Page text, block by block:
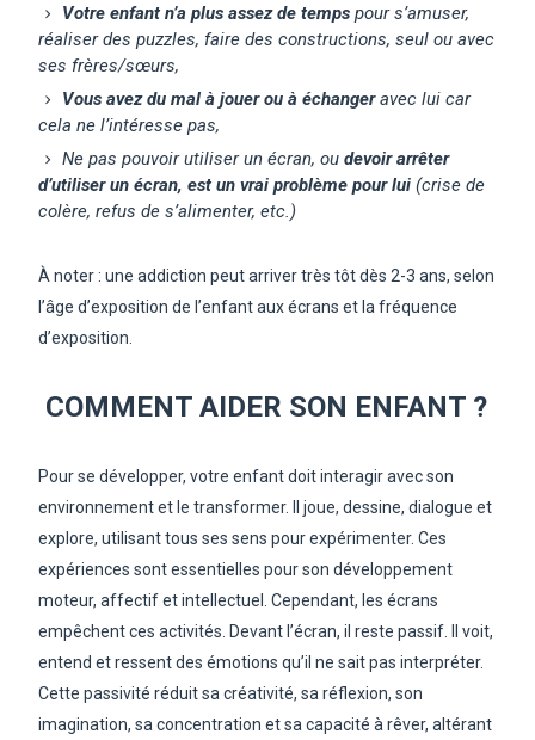
Votre enfant n’a plus assez de temps pour s’amuser,
réaliser des puzzles, faire des constructions, seul ou avec
ses frères/sœurs,
Vous avez du mal à jouer ou à échangeravec lui car
cela ne l’intéresse pas,
Ne pas pouvoir utiliser un écran, oudevoir arrêter
d’utiliser un écran, est un vrai problème pour lui(crise de
colère, refus de s’alimenter, etc.)
À noter : une addiction peut arriver très tôt dès 2-3 ans, selon
l’âge d’exposition de l’enfant aux écrans et la fréquence
d’exposition.
COMMENT AIDER SON ENFANT ?
Pour se développer, votre enfant doit interagir avec son
environnement et le transformer. Il joue, dessine, dialogue et
explore, utilisant tous ses sens pour expérimenter. Ces
expériences sont essentielles pour son développement
moteur, affectif et intellectuel. Cependant, les écrans
empêchent ces activités. Devant l’écran, il reste passif. Il voit,
entend et ressent des émotions qu’il ne sait pas interpréter.
Cette passivité réduit sa créativité, sa réflexion, son
imagination, sa concentration et sa capacité à rêver, altérant